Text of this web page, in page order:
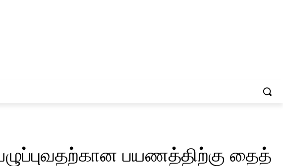
பயணத்திற்கு தைத்